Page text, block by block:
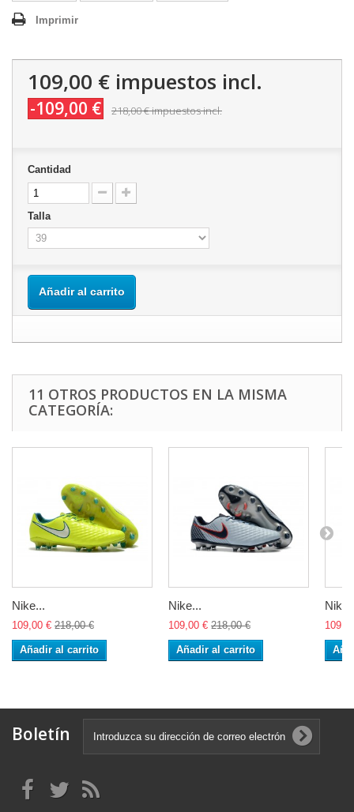
Imprimir
109,00 € impuestos incl.
-109,00 € 218,00 €impuestos incl.
Cantidad
Talla
Añadir al carrito
11 OTROS PRODUCTOS EN LA MISMA
CATEGORÍA:
Nike...
109,00 € 218,00 €
Añadir al carrito
Nike...
109,00 € 218,00 €
Añadir al carrito
Boletín